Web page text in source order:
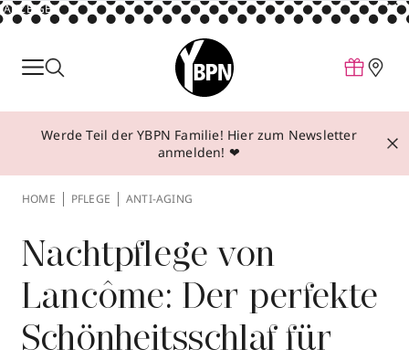
ANZEIGE
Parfum
Make-up
Behandlungen
Über YBPN
Aktionen
Storefinder
Werde Teil der YBPN Familie! Hier zum Newsletter
anmelden! ❤
HOME PFLEGE ANTI-AGING
Nachtpflege von
Lancôme: Der perfekte
Schönheitsschlaf für